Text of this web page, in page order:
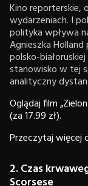
Kino reporterskie,
wydarzeniach. I
polityka wpływa
Agnieszka
polsko-
stanowisko w tej
analityczny
Oglądaj film
(za 17.99 zł).
Przeczytaj więcej
2. Czas